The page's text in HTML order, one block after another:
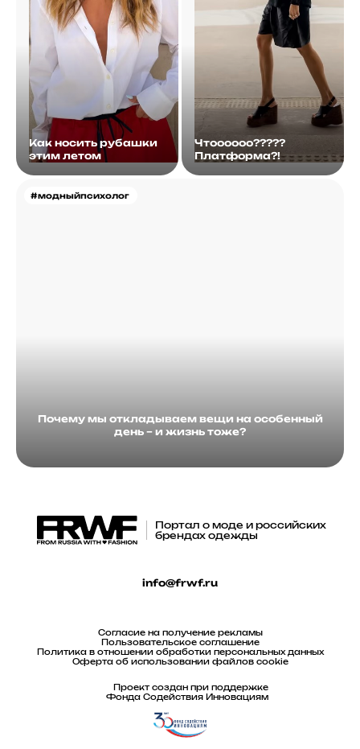
Как носить рубашки
этим летом
Чтоооооо?????
Платформа?!
#модныйпсихолог
Почему мы откладываем вещи на особенный
день – и жизнь тоже?
Портал о моде и российских
брендах одежды
info@frwf.ru
Согласие на получение рекламы
Пользовательское соглашение
Политика в отношении обработки персональных данных
Оферта об использовании файлов cookie
Проект создан при поддержке
Фонда Содействия Инновациям